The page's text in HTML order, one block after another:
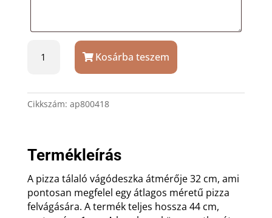
bambusz
32
Kosárba teszem
Cikkszám: ap800418
Termékleírás
A pizza tálaló vágódeszka átmérője 32 cm, ami
pontosan megfelel egy átlagos méretű pizza
felvágására. A termék teljes hossza 44 cm,